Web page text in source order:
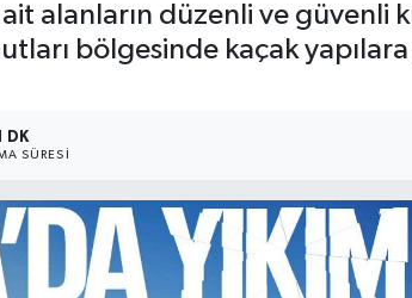
alanların düzenli ve güvenli
bölgesinde kaçak yapılara
DK
SÜRESI